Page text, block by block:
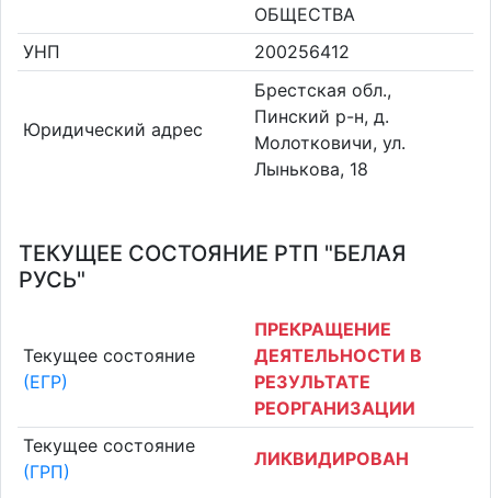
ОБЩЕСТВА
УНП
200256412
Юридический адрес
Брестская обл.,
Пинский р-н, д.
Молотковичи, ул.
Лынькова, 18
ТЕКУЩЕЕ СОСТОЯНИЕ РТП "БЕЛАЯ
РУСЬ"
Текущее состояние
(ЕГР)
ПРЕКРАЩЕНИЕ
ДЕЯТЕЛЬНОСТИ В
РЕЗУЛЬТАТЕ
РЕОРГАНИЗАЦИИ
Текущее состояние
(ГРП)
ЛИКВИДИРОВАН